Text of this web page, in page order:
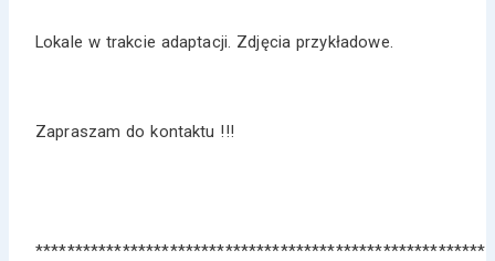
Lokale w trakcie adaptacji. Zdjęcia przykładowe.
Zapraszam do kontaktu !!!
*********************************************************